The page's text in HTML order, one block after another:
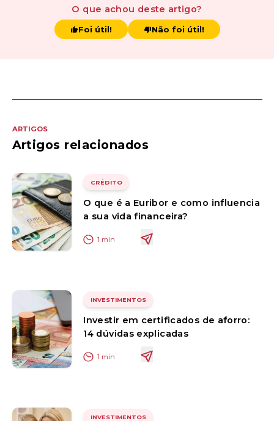
O que achou deste artigo?
Foi útil! Não foi útil!
ARTIGOS
Artigos relacionados
CRÉDITO
O que é a Euribor e como influencia
a sua vida financeira?
1 min
INVESTIMENTOS
Investir em certificados de aforro:
14 dúvidas explicadas
1 min
INVESTIMENTOS